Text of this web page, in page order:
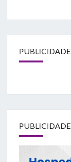
PUBLICIDADE
PUBLICIDADE